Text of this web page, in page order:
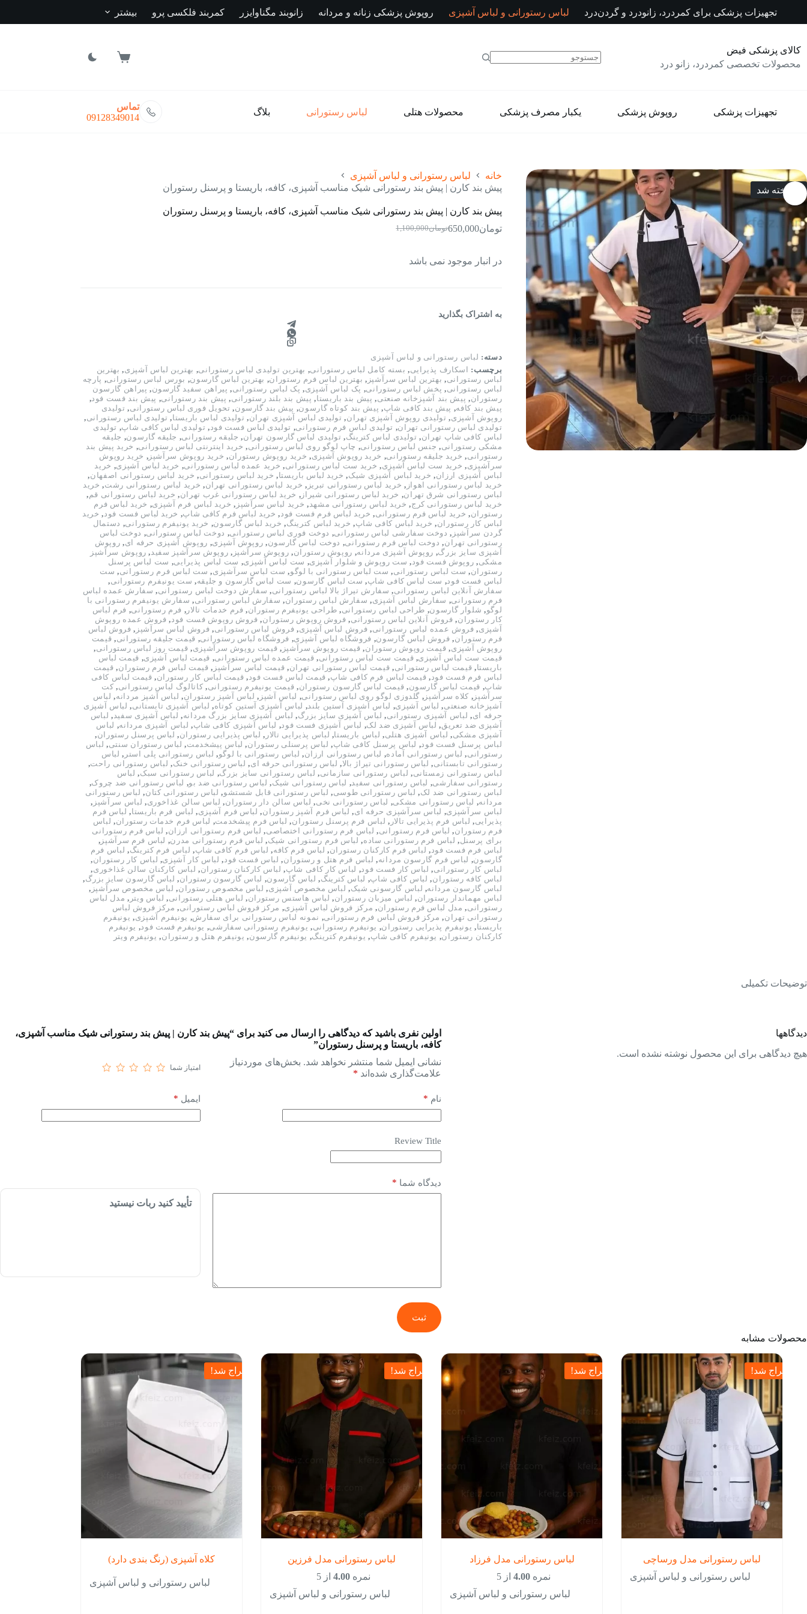
تجهیزات پزشکی برای کمردرد، زانودرد و گردن‌درد لباس رستورانی و لباس آشپزی روپوش پزشکی زنانه و مردانه زانوبند مگناوایزر کمربند فلکسی پرو بیشتر
کالای پزشکی فیض
محصولات تخصصی کمردرد، زانو درد
سبد
تجهیزات پزشکی روپوش پزشکی یکبار مصرف پزشکی محصولات هتلی لباس رستورانی بلاگ
تماس
09128349014
فروخته شد
خانه
لباس رستورانی و لباس آشپزی
پیش بند کارن | پیش بند رستورانی شیک مناسب آشپزی، کافه، باریستا و پرسنل رستوران
پیش بند کارن | پیش بند رستورانی شیک مناسب آشپزی، کافه، باریستا و پرسنل رستوران
تومان1,100,000قیمت
تومان1,100,000
بود.
تومان650,000قیمت
در انبار موجود نمی باشد
به اشتراک بگذارید
دسته: لباس رستورانی و لباس آشپزی
برچسب: اسکارف پذیرایی, بسته کامل لباس رستورانی, بهترین تولیدی لباس رستورانی, بهترین لباس آشپزی, بهترین
لباس رستورانی, بهترین لباس سرآشپز , بهترین لباس فرم رستوران, بهترین لباس گارسون, بورس لباس رستورانی, پارچه
لباس رستورانی, پخش لباس رستورانی, پک لباس آشپزی, پک لباس رستورانی, پیراهن سفید گارسون, پیراهن گارسون
رستوران, پیش بند آشپزخانه صنعتی, پیش بند باریستا, پیش بند بلند رستورانی, پیش بند رستورانی, پیش بند فست فود,
پیش بند کافه, پیش بند کافی شاپ, پیش بند کوتاه گارسون, پیش بند گارسون, تحویل فوری لباس رستورانی, تولیدی
روپوش آشپزی, تولیدی روپوش آشپزی تهران, تولیدی لباس آشپزی تهران, تولیدی لباس باریستا, تولیدی لباس رستورانی,
تولیدی لباس رستورانی تهران, تولیدی لباس فرم رستورانی, تولیدی لباس فست فود , تولیدی لباس کافی شاپ, تولیدی
لباس کافی شاپ تهران, تولیدی لباس کترینگ, تولیدی لباس گارسون تهران, جلیقه رستورانی, جلیقه گارسون, جلیقه
مشکی رستورانی, جنس لباس رستورانی, چاپ لوگو روی لباس رستورانی, خرید اینترنتی لباس رستورانی, خرید پیش بند
رستورانی, خرید جلیقه رستورانی, خرید روپوش آشپزی, خرید روپوش رستوران, خرید روپوش سرآشپز , خرید روپوش
سرآشپزی, خرید ست لباس آشپزی, خرید ست لباس رستورانی, خرید عمده لباس رستورانی, خرید لباس آشپزی, خرید
لباس آشپزی ارزان, خرید لباس آشپزی شیک, خرید لباس باریستا, خرید لباس رستورانی, خرید لباس رستورانی اصفهان,
خرید لباس رستورانی اهواز , خرید لباس رستورانی تبریز , خرید لباس رستورانی تهران, خرید لباس رستورانی رشت, خرید
لباس رستورانی شرق تهران, خرید لباس رستورانی شیراز , خرید لباس رستورانی غرب تهران, خرید لباس رستورانی قم ,
خرید لباس رستورانی کرج, خرید لباس رستورانی مشهد , خرید لباس سرآشپز , خرید لباس فرم آشپزی, خرید لباس فرم
رستوران, خرید لباس فرم رستورانی, خرید لباس فرم فست فود , خرید لباس فرم کافی شاپ, خرید لباس فست فود , خرید
لباس کار رستوران, خرید لباس کافی شاپ, خرید لباس کترینگ, خرید لباس گارسون, خرید یونیفرم رستورانی, دستمال
گردن سرآشپز , دوخت سفارشی لباس رستورانی, دوخت فوری لباس رستورانی, دوخت لباس رستورانی, دوخت لباس
رستورانی تهران, دوخت لباس فرم رستورانی, دوخت لباس گارسون, روپوش آشپزی, روپوش آشپزی حرفه ای, روپوش
آشپزی سایز بزرگ, روپوش آشپزی مردانه, روپوش رستوران, روپوش سرآشپز , روپوش سرآشپز سفید , روپوش سرآشپز
مشکی, روپوش فست فود , ست روپوش و شلوار آشپزی, ست لباس آشپزی, ست لباس پذیرایی, ست لباس پرسنل
رستوران, ست لباس رستورانی, ست لباس رستورانی با لوگو, ست لباس سرآشپزی, ست لباس فرم رستورانی, ست
لباس فست فود, ست لباس کافی شاپ, ست لباس گارسون, ست لباس گارسون و جلیقه, ست یونیفرم رستورانی,
سفارش آنلاین لباس رستورانی, سفارش تیراژ بالا لباس رستورانی, سفارش دوخت لباس رستورانی, سفارش عمده لباس
فرم رستورانی, سفارش لباس آشپزی, سفارش لباس رستوران, سفارش لباس رستورانی, سفارش یونیفرم رستورانی با
لوگو, شلوار گارسون, طراحی لباس رستورانی, طراحی یونیفرم رستوران, فرم خدمات تالار , فرم رستورانی, فرم لباس
کار رستوران, فروش آنلاین لباس رستورانی, فروش روپوش رستوران, فروش روپوش فست فود , فروش عمده روپوش
آشپزی, فروش عمده لباس رستورانی, فروش لباس آشپزی, فروش لباس رستورانی, فروش لباس سرآشپز , فروش لباس
فرم رستوران, فروش لباس گارسون, فروشگاه لباس آشپزی, فروشگاه لباس رستورانی, قیمت جلیقه رستورانی, قیمت
روپوش آشپزی, قیمت روپوش رستوران, قیمت روپوش سرآشپز , قیمت روپوش سرآشپزی, قیمت روز لباس رستورانی,
قیمت ست لباس آشپزی, قیمت ست لباس رستورانی, قیمت عمده لباس رستورانی, قیمت لباس آشپزی, قیمت لباس
باریستا, قیمت لباس رستورانی, قیمت لباس رستورانی تهران, قیمت لباس سرآشپز , قیمت لباس فرم رستوران, قیمت
لباس فرم فست فود , قیمت لباس فرم کافی شاپ, قیمت لباس فست فود , قیمت لباس کار رستوران, قیمت لباس کافی
شاپ, قیمت لباس گارسون, قیمت لباس گارسون رستوران, قیمت یونیفرم رستورانی, کاتالوگ لباس رستورانی, کت
سرآشپز , کلاه سرآشپز , گلدوزی لوگو روی لباس رستورانی, لباس آشپز , لباس آشپز رستوران, لباس آشپز مردانه, لباس
آشپزخانه صنعتی, لباس آشپزی, لباس آشپزی آستین بلند, لباس آشپزی آستین کوتاه, لباس آشپزی تابستانی, لباس آشپزی
حرفه ای, لباس آشپزی رستورانی, لباس آشپزی سایز بزرگ, لباس آشپزی سایز بزرگ مردانه, لباس آشپزی سفید , لباس
آشپزی ضد تعریق, لباس آشپزی ضد لک, لباس آشپزی فست فود, لباس آشپزی کافی شاپ, لباس آشپزی مردانه, لباس
آشپزی مشکی, لباس آشپزی هتلی, لباس باریستا, لباس پذیرایی تالار , لباس پذیرایی رستوران, لباس پرسنل رستوران,
لباس پرسنل فست فود, لباس پرسنل کافی شاپ, لباس پرسنلی رستوران, لباس پیشخدمت, لباس رستوران سنتی, لباس
رستورانی, لباس رستورانی آماده, لباس رستورانی ارزان, لباس رستورانی با لوگو, لباس رستورانی پلی استر , لباس
رستورانی تابستانی, لباس رستورانی تیراژ بالا, لباس رستورانی حرفه ای, لباس رستورانی خنک, لباس رستورانی راحت,
لباس رستورانی زمستانی, لباس رستورانی سازمانی, لباس رستورانی سایز بزرگ, لباس رستورانی سبک, لباس
رستورانی سفارشی, لباس رستورانی سفید, لباس رستورانی شیک, لباس رستورانی ضد بو, لباس رستورانی ضد چروک,
لباس رستورانی ضد لک, لباس رستورانی طوسی, لباس رستورانی قابل شستشو, لباس رستورانی کتان, لباس رستورانی
مردانه, لباس رستورانی مشکی, لباس رستورانی نخی, لباس سالن دار رستوران, لباس سالن غذاخوری, لباس سرآشپز ,
لباس سرآشپزی, لباس سرآشپزی حرفه ای, لباس فرم آشپز رستوران, لباس فرم آشپزی, لباس فرم باریستا, لباس فرم
پذیرایی, لباس فرم پذیرایی تالار , لباس فرم پرسنل رستوران, لباس فرم پیشخدمت, لباس فرم خدمات رستوران, لباس
فرم رستوران, لباس فرم رستورانی, لباس فرم رستورانی اختصاصی, لباس فرم رستورانی ارزان, لباس فرم رستورانی
برای پرسنل, لباس فرم رستورانی ساده, لباس فرم رستورانی شیک, لباس فرم رستورانی مدرن, لباس فرم سرآشپز ,
لباس فرم فست فود , لباس فرم کارکنان رستوران, لباس فرم کافه, لباس فرم کافی شاپ, لباس فرم کترینگ, لباس فرم
گارسون, لباس فرم گارسون مردانه, لباس فرم هتل و رستوران, لباس فست فود , لباس کار آشپزی, لباس کار رستوران,
لباس کار رستورانی, لباس کار فست فود, لباس کار کافی شاپ, لباس کارکنان رستوران, لباس کارکنان سالن غذاخوری,
لباس کافه رستوران, لباس کافی شاپ, لباس کترینگ, لباس گارسون, لباس گارسون رستوران, لباس گارسون سایز بزرگ,
لباس گارسون مردانه, لباس گارسونی شیک, لباس مخصوص آشپزی, لباس مخصوص رستوران, لباس مخصوص سرآشپز ,
لباس مهماندار رستوران, لباس میزبان رستوران, لباس هاستس رستوران, لباس هتلی رستورانی, لباس ویتر , مدل لباس
رستورانی, مدل لباس فرم رستوران, مرکز فروش لباس آشپزی, مرکز فروش لباس رستورانی, مرکز فروش لباس
رستورانی تهران, مرکز فروش لباس فرم رستورانی, نمونه لباس رستورانی برای سفارش, یونیفرم آشپزی, یونیفرم
باریستا, یونیفرم پذیرایی رستوران, یونیفرم رستورانی, یونیفرم رستورانی سفارشی, یونیفرم فست فود, یونیفرم
کارکنان رستوران, یونیفرم کافی شاپ, یونیفرم کترینگ, یونیفرم گارسون, یونیفرم هتل و رستوران, یونیفرم ویتر
توضیحات تکمیلی
دیدگاهها
هیچ دیدگاهی برای این محصول نوشته نشده است.
اولین نفری باشید که دیدگاهی را ارسال می کنید برای “پیش بند کارن | پیش بند رستورانی شیک مناسب آشپزی،
کافه، باریستا و پرسنل رستوران”
نشانی ایمیل شما منتشر نخواهد شد. بخش‌های موردنیاز
علامت‌گذاری شده‌اند *
امتیاز شما
نام * ایمیل *
Review Title
دیدگاه شما *
تأیید کنید ربات نیستید
ثبت
محصولات مشابه
حراج شد!
لباس رستورانی مدل ورساچی
لباس رستورانی و لباس آشپزی
حراج شد!
لباس رستورانی مدل فرزاد
نمره 4.00از 5
لباس رستورانی و لباس آشپزی
حراج شد!
لباس رستورانی مدل فرزین
نمره 4.00از 5
لباس رستورانی و لباس آشپزی
حراج شد!
کلاه آشپزی (رنگ بندی دارد)
لباس رستورانی و لباس آشپزی